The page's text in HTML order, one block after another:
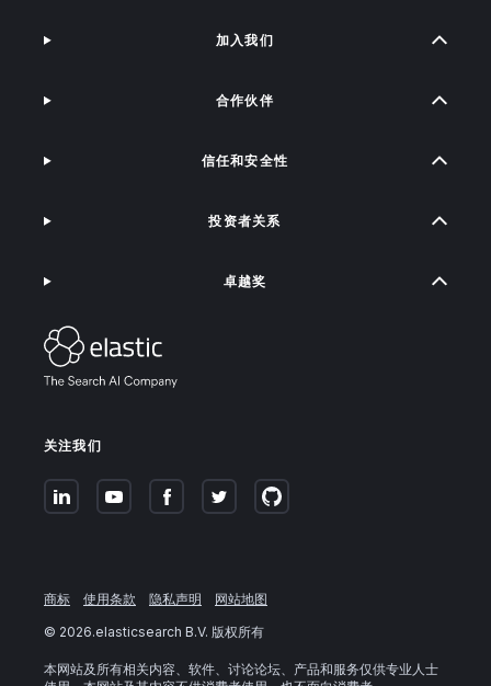
关注我们
加入我们
合作伙伴
信任和安全性
投资者关系
卓越奖
商标 使用条款 隐私声明
网站地图
© 2026.elasticsearch B.V. 版权所有
本网站及所有相关内容、软件、讨论论坛、产品和服务仅供专业人士